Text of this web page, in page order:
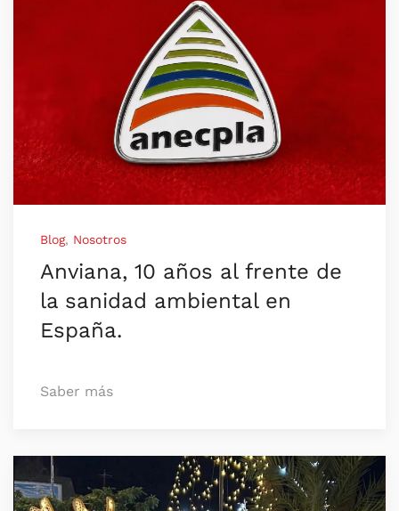
Blog, Nosotros
Anviana, 10 años al frente de
la sanidad ambiental en
España.
Saber más